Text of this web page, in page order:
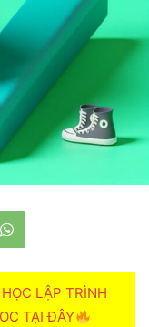
LẬP TRÌNH
TẠI ĐÂY